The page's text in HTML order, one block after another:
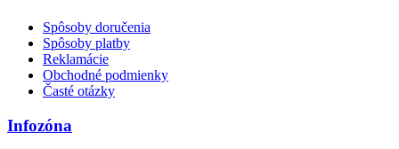
Spôsoby doručenia
Spôsoby platby
Reklamácie
Obchodné podmienky
Časté otázky
Infozóna